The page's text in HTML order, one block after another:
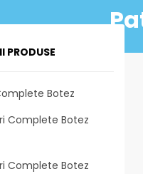
PRODUSE
Botez
Complete Botez
Complete Botez